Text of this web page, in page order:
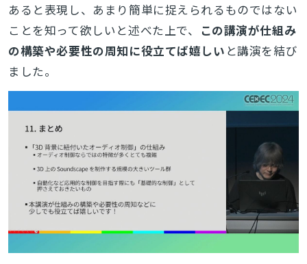
あると表現し、あまり簡単に捉えられるものではない
ことを知って欲しいと述べた上で、 この講演が仕組み
の構築や必要性の周知に役立てば嬉しい と講演を結び
ました。